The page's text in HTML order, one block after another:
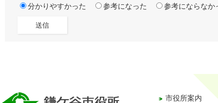
分かりやすかった
参考になった 参考にならなか
市役所案内